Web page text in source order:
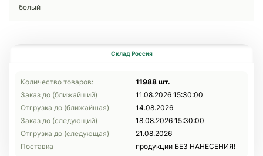
белый
Склад Россия
Количество товаров:
11988 шт.
Заказ до (ближайший)
11.08.2026 15:30:00
Отгрузка до (ближайшая)
14.08.2026
Заказ до (следующий)
18.08.2026 15:30:00
Отгрузка до (следующая)
21.08.2026
Поставка
продукции БЕЗ НАНЕСЕНИЯ!